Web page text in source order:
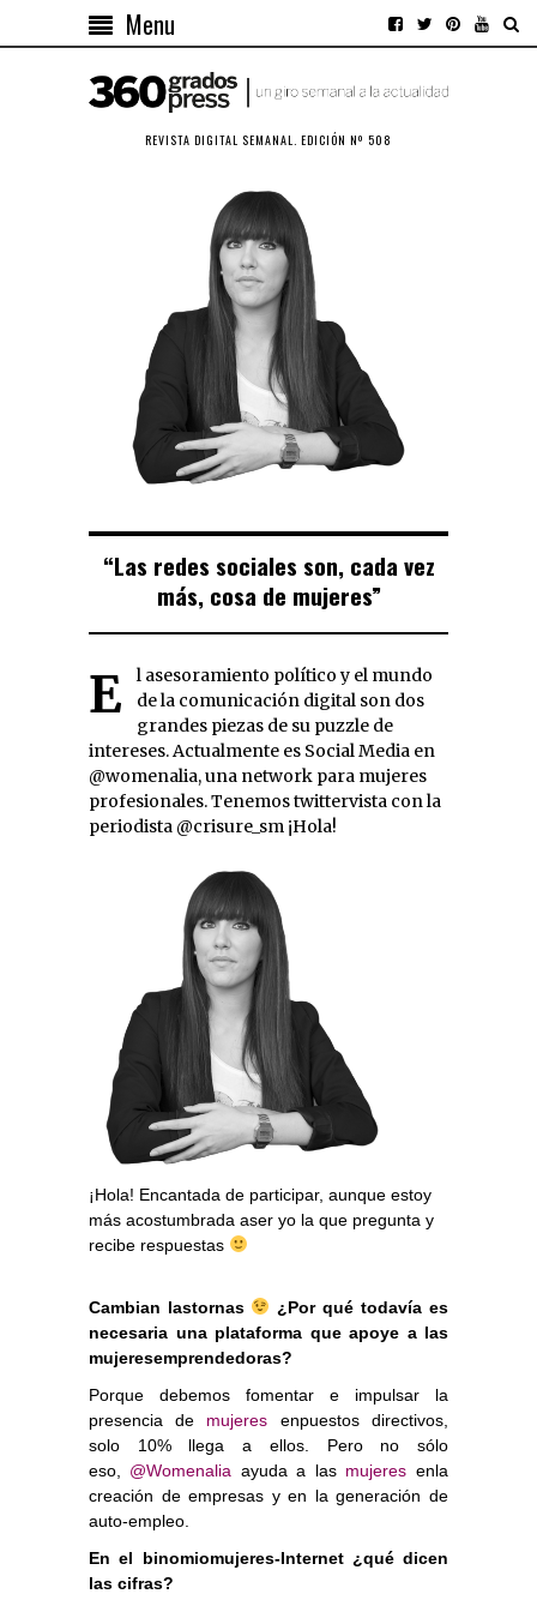
Menu
REVISTA DIGITAL SEMANAL. EDICIÓN Nº 508
“Las redes sociales son, cada vez
más, cosa de mujeres”
El asesoramiento político y el mundo
de la comunicación digital son dos
grandes piezas de su puzzle de
intereses. Actualmente es Social Media en
@womenalia, una network para mujeres
profesionales. Tenemos twittervista con la
periodista @crisure_sm ¡Hola!
¡Hola! Encantada de participar, aunque estoy
más acostumbrada aser yo la que pregunta y
recibe respuestas
Cambian lastornas
¿Por qué todavía es
necesaria una plataforma que apoye a las
mujeresemprendedoras?
Porque debemos fomentar e impulsar la
presencia de mujeres enpuestos directivos,
solo 10% llega a ellos. Pero no sólo
eso, @Womenalia ayuda a las mujeres enla
creación de empresas y en la generación de
auto-empleo.
En el binomiomujeres-Internet ¿qué dicen
las cifras?